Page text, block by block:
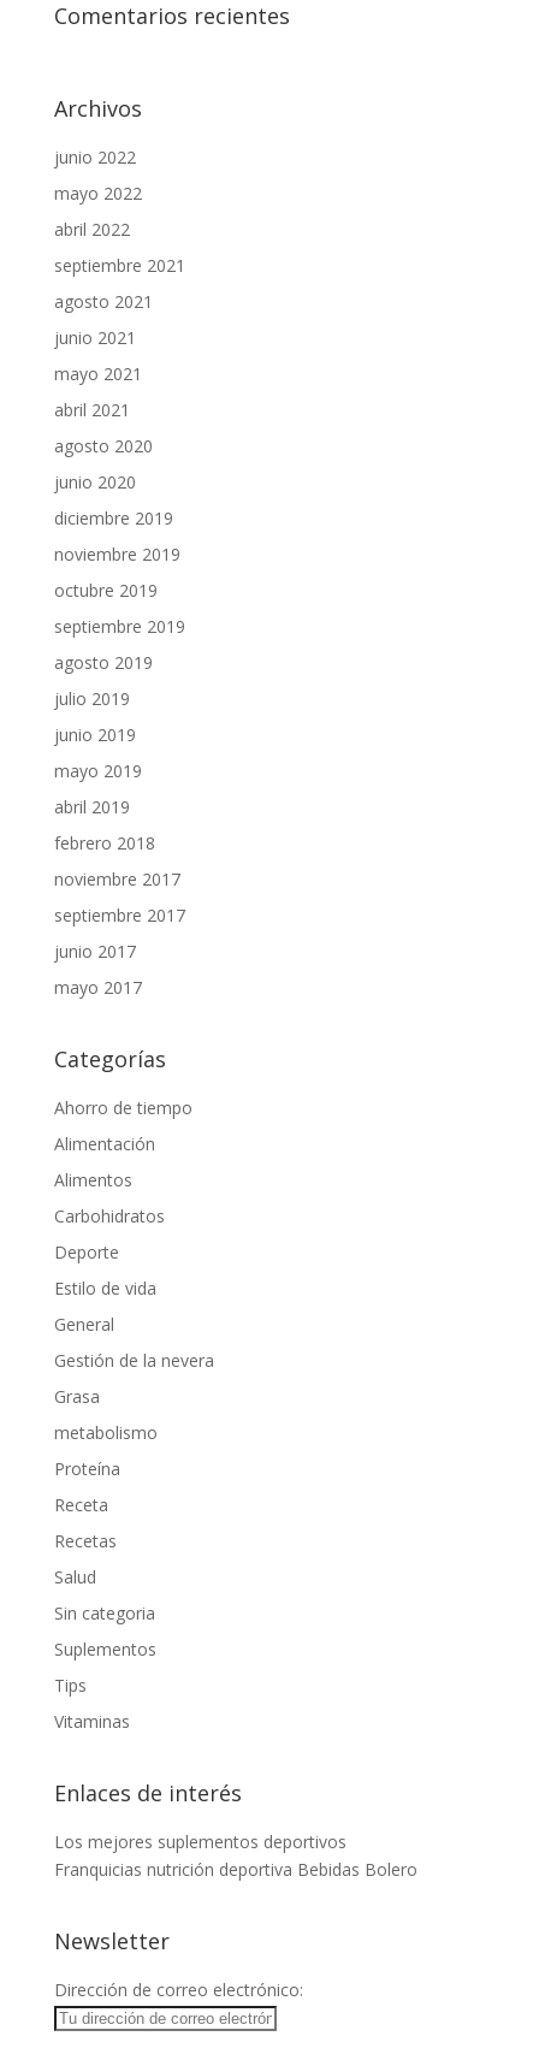
Comentarios recientes
Archivos
junio 2022
mayo 2022
abril 2022
septiembre 2021
agosto 2021
junio 2021
mayo 2021
abril 2021
agosto 2020
junio 2020
diciembre 2019
noviembre 2019
octubre 2019
septiembre 2019
agosto 2019
julio 2019
junio 2019
mayo 2019
abril 2019
febrero 2018
noviembre 2017
septiembre 2017
junio 2017
mayo 2017
Categorías
Ahorro de tiempo
Alimentación
Alimentos
Carbohidratos
Deporte
Estilo de vida
General
Gestión de la nevera
Grasa
metabolismo
Proteína
Receta
Recetas
Salud
Sin categoria
Suplementos
Tips
Vitaminas
Enlaces de interés
Los mejores suplementos deportivos
Franquicias nutrición deportiva Bebidas Bolero
Newsletter
Dirección de correo electrónico: